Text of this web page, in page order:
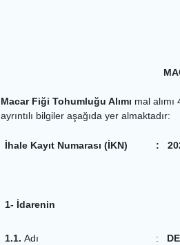
MACAR FİĞİ
Macar Fiği Tohumluğu Alımı mal
ayrıntılı bilgiler aşağıda yer almaktadır:
İhale Kayıt Numarası (İKN) :
1- İdarenin
1.1. Adı :